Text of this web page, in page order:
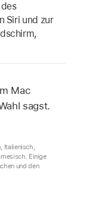
Siri und zur
Mac
sagst.
Italienisch,
Einige
und den